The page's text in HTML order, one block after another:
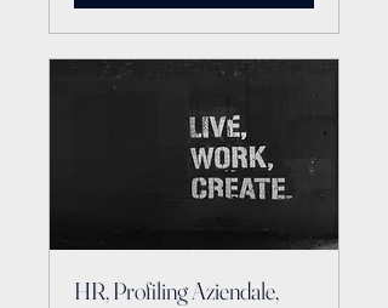
HR, Profiling Aziendale,